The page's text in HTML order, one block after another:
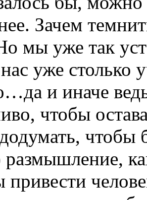
Зачем
мы уже так
уже столько
и иначе
чтобы
чтобы
размышление,
привести